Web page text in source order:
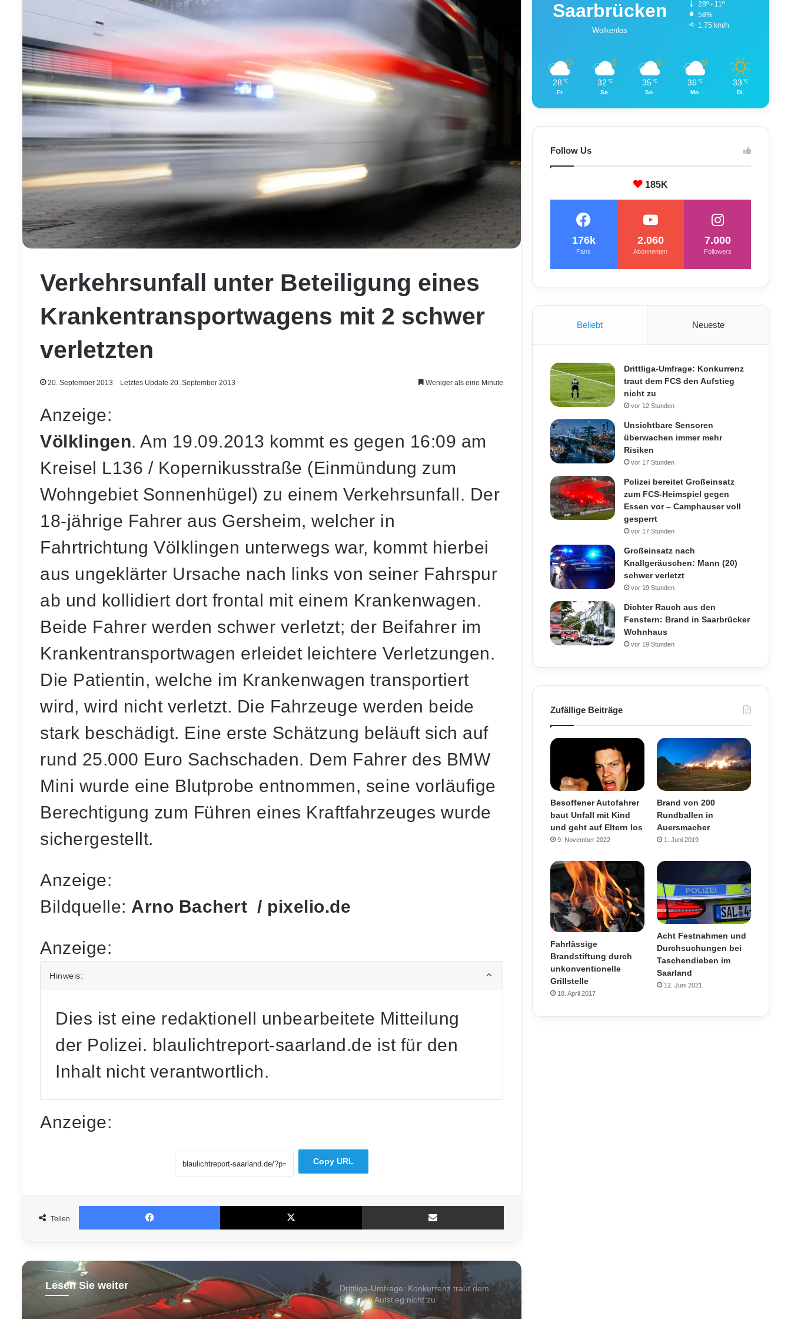
Verkehrsunfall unter Beteiligung eines
Krankentransportwagens mit 2 schwer
verletzten
20. September 2013 Letztes Update 20. September 2013 Weniger als eine Minute
Anzeige:
Völklingen. Am 19.09.2013 kommt es gegen 16:09 am
Kreisel L136 / Kopernikusstraße (Einmündung zum
Wohngebiet Sonnenhügel) zu einem Verkehrsunfall. Der
18-jährige Fahrer aus Gersheim, welcher in
Fahrtrichtung Völklingen unterwegs war, kommt hierbei
aus ungeklärter Ursache nach links von seiner Fahrspur
ab und kollidiert dort frontal mit einem Krankenwagen.
Beide Fahrer werden schwer verletzt; der Beifahrer im
Krankentransportwagen erleidet leichtere Verletzungen.
Die Patientin, welche im Krankenwagen transportiert
wird, wird nicht verletzt. Die Fahrzeuge werden beide
stark beschädigt. Eine erste Schätzung beläuft sich auf
rund 25.000 Euro Sachschaden. Dem Fahrer des BMW
Mini wurde eine Blutprobe entnommen, seine vorläufige
Berechtigung zum Führen eines Kraftfahrzeuges wurde
sichergestellt.
Anzeige:
Bildquelle: Arno Bachert / pixelio.de
Anzeige:
Hinweis:
Dies ist eine redaktionell unbearbeitete Mitteilung
der Polizei. blaulichtreport-saarland.de ist für den
Inhalt nicht verantwortlich.
Anzeige:
Copy URL
Teilen
Facebook X
Lesen Sie weiter
Mysteriöser Vorfall am Weiher: Auto landet
Drittliga-Umfrage: Konkurrenz traut dem
FCS den Aufstieg nicht zu
Saarbrücken
Wolkenlos
28º - 11º
58%
1.75 km/h
28 ℃
Fr.
32 ℃
Sa.
35 ℃
So.
36 ℃
Mo.
33 ℃
Di.
Follow Us
185K
176k
Fans
2.060
Abonnenten
7.000
Followers
Beliebt Neueste
Drittliga-Umfrage: Konkurrenz
traut dem FCS den Aufstieg
nicht zu
vor 12 Stunden
Unsichtbare Sensoren
überwachen immer mehr
Risiken
vor 17 Stunden
Polizei bereitet Großeinsatz
zum FCS-Heimspiel gegen
Essen vor – Camphauser voll
gesperrt
vor 17 Stunden
Großeinsatz nach
Knallgeräuschen: Mann (20)
schwer verletzt
vor 19 Stunden
Dichter Rauch aus den
Fenstern: Brand in Saarbrücker
Wohnhaus
vor 19 Stunden
Zufällige Beiträge
Besoffener Autofahrer
baut Unfall mit Kind
und geht auf Eltern los
9. November 2022
Brand von 200
Rundballen in
Auersmacher
1. Juni 2019
Fahrlässige
Brandstiftung durch
unkonventionelle
Grillstelle
18. April 2017
Acht Festnahmen und
Durchsuchungen bei
Taschendieben im
Saarland
12. Juni 2021